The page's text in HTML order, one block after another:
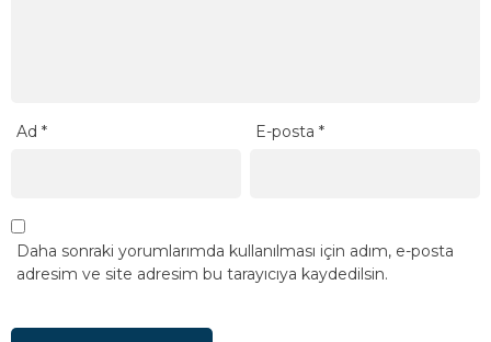
Ad * E-posta*
Daha sonraki yorumlarımda kullanılması için adım, e-posta
adresim ve site adresim bu tarayıcıya kaydedilsin.